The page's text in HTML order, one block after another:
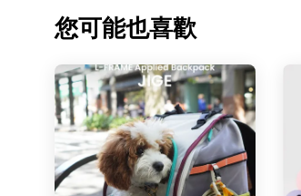
您可能也喜歡